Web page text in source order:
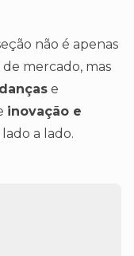
não é apenas
mercado, mas
e
inovação e
a lado.